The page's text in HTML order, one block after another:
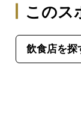
このス
飲食店を探